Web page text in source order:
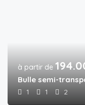
Bulle semi-
1 1 2